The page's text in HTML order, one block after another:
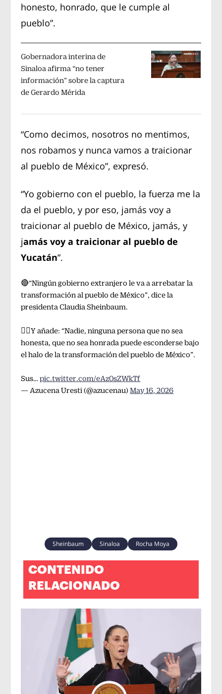
honesto, honrado, que le cumple al
pueblo”.
Gobernadora interina de
Sinaloa afirma “no tener
información” sobre la captura
de Gerardo Mérida
“Como decimos, nosotros no mentimos,
nos robamos y nunca vamos a traicionar
al pueblo de México”, expresó.
“Yo gobierno con el pueblo, la fuerza me la
da el pueblo, y por eso, jamás voy a
traicionar al pueblo de México, jamás, y
jamás voy a traicionar al pueblo de
Yucatán”.
🔴“Ningún gobierno extranjero le va a arrebatar la
transformación al pueblo de México”, dice la
presidenta Claudia Sheinbaum.
👉🏼Y añade: “Nadie, ninguna persona que no sea
honesta, que no sea honrada puede esconderse bajo
el halo de la transformación del pueblo de México”.
Sus…pic.twitter.com/eAz0sZWkTf
— Azucena Uresti (@azucenau)May 16, 2026
Sheinbaum Sinaloa Rocha Moya
CONTENIDO
RELACIONADO